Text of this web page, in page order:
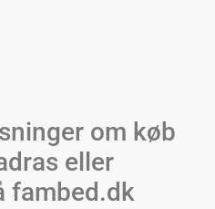
om køb
eller
fambed.dk